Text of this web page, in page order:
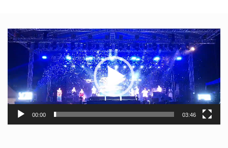
Video
Player
00:00 03:46